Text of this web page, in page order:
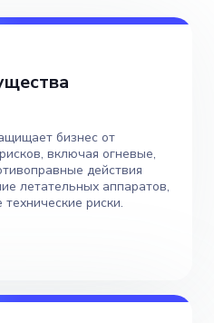
бизнес от
включая огневые,
действия
летательных аппаратов,
риски.